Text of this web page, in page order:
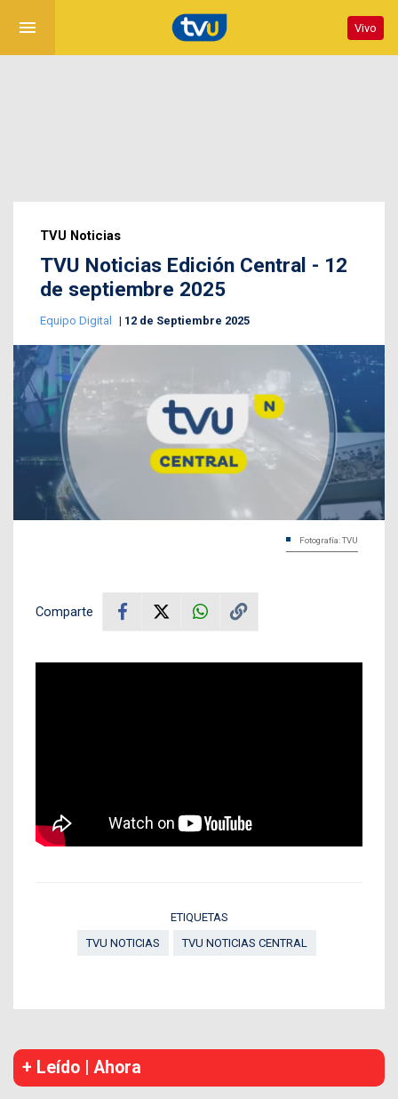
menu Vivo
TVU Noticias
TVU Noticias Edición Central - 12
de septiembre 2025
Equipo Digital 12 de Septiembre 2025
Fotografía: TVU
Comparte
ETIQUETAS
TVU NOTICIAS
TVU NOTICIAS CENTRAL
+ Leído | Ahora